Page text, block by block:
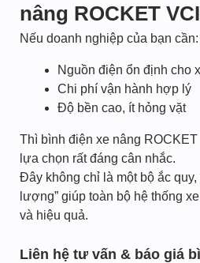
nâng ROCKET
Nếu doanh nghiệp của bạn cần:
Nguồn điện ổn định cho
Chi phí vận hành hợp lý
Độ bền cao, ít hỏng vặt
Thì bình điện xe nâng
lựa chọn rất đáng cân nhắc.
Đây không chỉ là một bộ ắc quy,
lượng” giúp toàn bộ hệ thống
và hiệu quả.
Liên hệ tư vấn & báo giá